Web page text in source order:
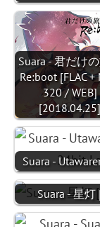
Suara - 君だけ
Re:boot [FLAC +
320 / WEB]
[2018.04.25]
Suara -
Suara - 星灯